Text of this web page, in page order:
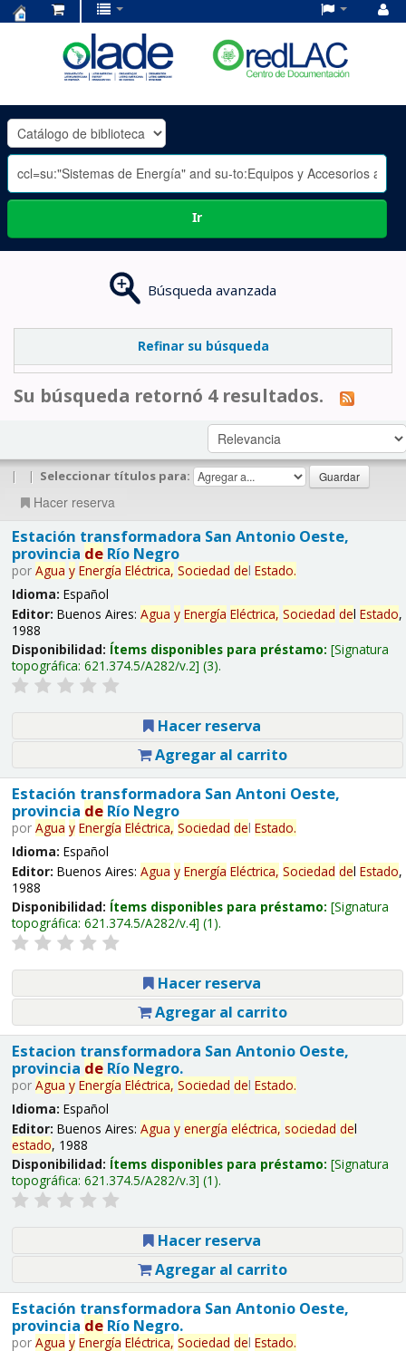
OLADE
-
Ir
Búsqueda avanzada
Refinar su búsqueda
Su búsqueda retornó 4 resultados.
| | Seleccionar títulos para:
Hacer reserva
Estación transformadora San Antonio Oeste,
provincia deRío Negro
por Agua y Energía Eléctrica, Sociedad del Estado.
Idioma: Español
Editor: Buenos Aires: Agua y Energía Eléctrica, Sociedad del Estado,
1988
Disponibilidad: Ítems disponibles para préstamo: Signatura
topográfica: 621.374.5/A282/v.2 (3).
Hacer reserva
Agregar al carrito
Estación transformadora San Antoni Oeste,
provincia deRío Negro
por Agua y Energía Eléctrica, Sociedad del Estado.
Idioma: Español
Editor: Buenos Aires: Agua y Energía Eléctrica, Sociedad del Estado,
1988
Disponibilidad: Ítems disponibles para préstamo: Signatura
topográfica: 621.374.5/A282/v.4 (1).
Hacer reserva
Agregar al carrito
Estacion transformadora San Antonio Oeste,
provincia deRío Negro.
por Agua y Energía Eléctrica, Sociedad del Estado.
Idioma: Español
Editor: Buenos Aires: Agua y energía eléctrica, sociedad del
estado, 1988
Disponibilidad: Ítems disponibles para préstamo: Signatura
topográfica: 621.374.5/A282/v.3 (1).
Hacer reserva
Agregar al carrito
Estación transformadora San Antonio Oeste,
provincia deRío Negro.
por Agua y Energía Eléctrica, Sociedad del Estado.